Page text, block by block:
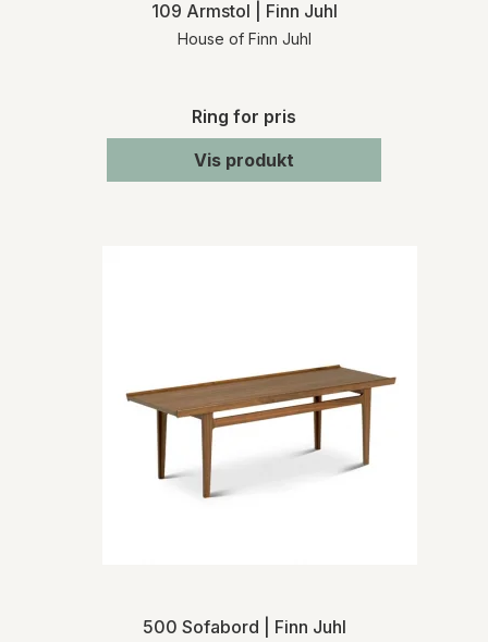
109 Armstol | Finn Juhl
House of Finn Juhl
Ring for pris
Vis produkt
500 Sofabord | Finn Juhl